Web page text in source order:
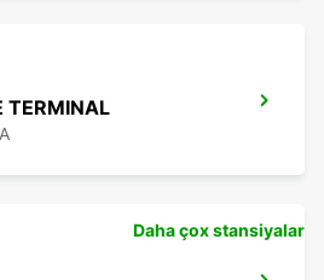
TERMINAL
Daha çox stansiyalar